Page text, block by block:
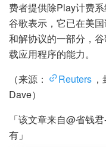
费者提供除Play计费
谷歌表示，它已在美
和解协议的一部分，
载应用程序的能力。
（来源：
Reuters
Dave）
「该文章来自@省钱
有」